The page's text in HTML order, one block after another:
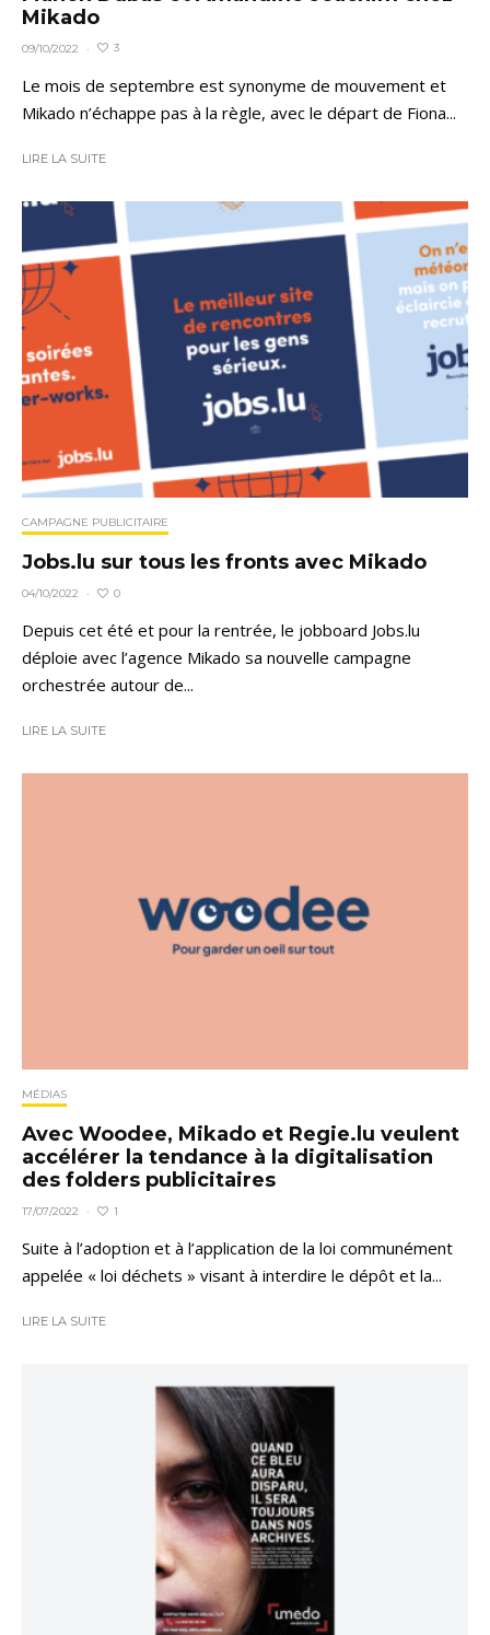
Mikado
09/10/2022 · 3
Le mois de septembre est synonyme de mouvement et
Mikado n’échappe pas à la règle, avec le départ de Fiona...
LIRE LA SUITE
CAMPAGNE PUBLICITAIRE
Jobs.lu sur tous les fronts avec Mikado
04/10/2022 · 0
Depuis cet été et pour la rentrée, le jobboard Jobs.lu
déploie avec l’agence Mikado sa nouvelle campagne
orchestrée autour de...
LIRE LA SUITE
MÉDIAS
Avec Woodee, Mikado et Regie.lu veulent
accélérer la tendance à la digitalisation
des folders publicitaires
17/07/2022 · 1
Suite à l’adoption et à l’application de la loi communément
appelée « loi déchets » visant à interdire le dépôt et la...
LIRE LA SUITE